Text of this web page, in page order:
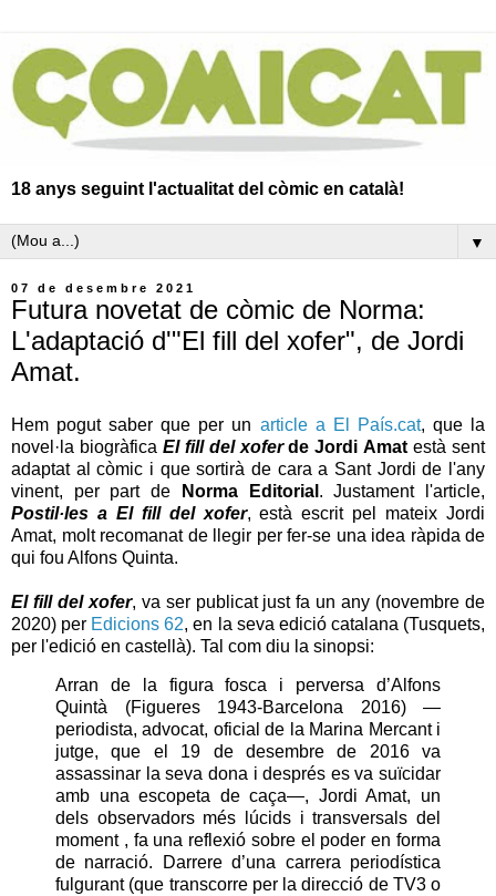
18 anys seguint l'actualitat del còmic en català!
▼
07 de desembre 2021
Futura novetat de còmic de Norma:
L'adaptació d'"El fill del xofer", de Jordi
Amat.
Hem pogut saber que per un article a El País.cat, que la
novel·la biogràfica El fill del xoferde Jordi Amat està sent
adaptat al còmic i que sortirà de cara a Sant Jordi de l'any
vinent, per part de
Norma Editorial . Justament l'article,
Postil·les a El fill del xofer, està escrit pel mateix Jordi
Amat, molt recomanat de llegir per fer-se una idea ràpida de
qui fou Alfons Quinta.
El fill del xofer, va ser publicat just fa un any (novembre de
2020) per Edicions 62, en la seva edició catalana (Tusquets,
per l'edició en castellà). Tal com diu la sinopsi:
Arran de la figura fosca i perversa d’Alfons
Quintà (Figueres 1943-Barcelona 2016) —
periodista, advocat, oficial de la Marina Mercant i
jutge, que el 19 de desembre de 2016 va
assassinar la seva dona i després es va suïcidar
amb una escopeta de caça—, Jordi Amat, un
dels observadors més lúcids i transversals del
moment , fa una reflexió sobre el poder en forma
de narració. Darrere d’una carrera periodística
fulgurant (que transcorre per la direcció de TV3 o